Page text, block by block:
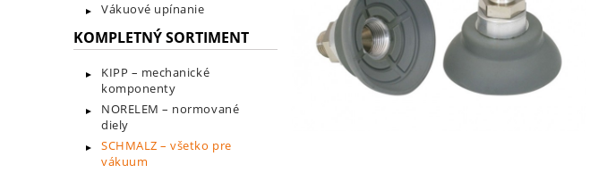
Vákuové upínanie
KOMPLETNÝ SORTIMENT
KIPP – mechanické
komponenty
NORELEM – normované
diely
SCHMALZ – všetko pre
vákuum